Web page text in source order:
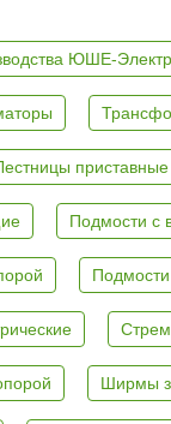
ЮШЕ-
Подмости с
Ширмы